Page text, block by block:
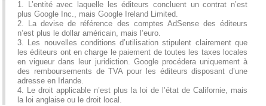
1. L’entité avec laquelle les éditeurs concluent un contrat n’est
plus Google Inc., mais Google Ireland Limited.
2. La devise de référence des comptes AdSense des éditeurs
n’est plus le dollar américain, mais l’euro.
3. Les nouvelles conditions d’utilisation stipulent clairement que
les éditeurs ont en charge le paiement de toutes les taxes locales
en vigueur dans leur juridiction. Google procédera uniquement à
des remboursements de TVA pour les éditeurs disposant d’une
adresse en Irlande.
4. Le droit applicable n’est plus la loi de l’état de Californie, mais
la loi anglaise ou le droit local.